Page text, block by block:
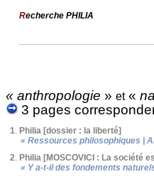
Recherche PHILIA
« anthropologie » et«
3 pages
1. Philia [dossier : la liberté]
« Ressources philosophiques |
2. Philia [MOSCOVICI : La société
« Y a-t-il des fondements